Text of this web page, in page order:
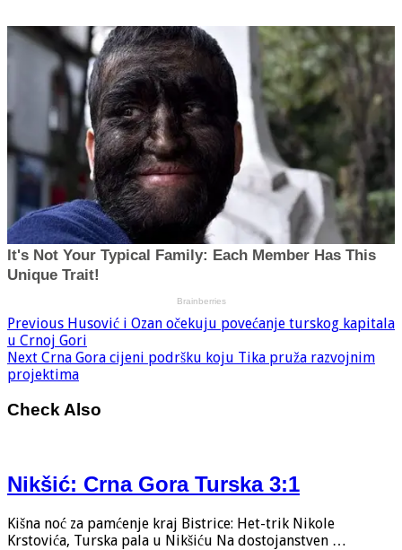
Previous Husović i Ozan očekuju povećanje turskog kapitala
u Crnoj Gori
Next Crna Gora cijeni podršku koju Tika pruža razvojnim
projektima
Check Also
Nikšić: Crna Gora Turska 3:1
Kišna noć za pamćenje kraj Bistrice: Het-trik Nikole
Krstovića, Turska pala u Nikšiću Na dostojanstven …